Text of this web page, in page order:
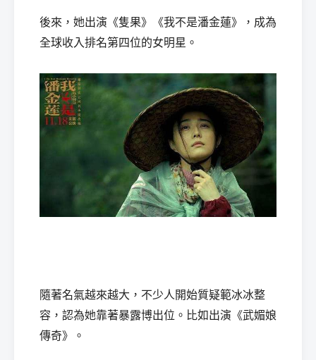
後來，她出演《隻果》《我不是潘金蓮》，成為
全球收入排名第四位的女明星。
隨著名氣越來越大，不少人開始質疑範冰冰整
容，認為她靠著暴露博出位。比如出演《武媚娘
傳奇》。